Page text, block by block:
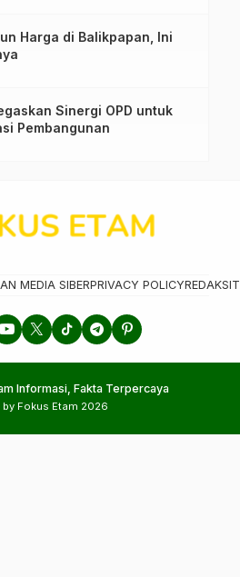
Harga di Balikpapan, Ini
Sinergi OPD untuk
Pembangunan
MEDIA SIBERPRIVACY POLICYREDAKSI
Informasi, Fakta Terpercaya
by Fokus Etam 2026